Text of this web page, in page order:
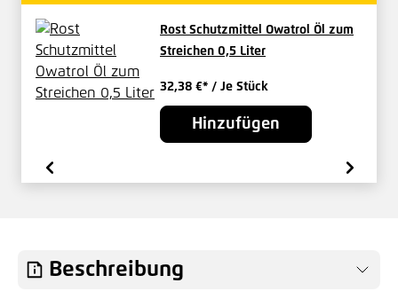
Rost Schutzmittel Owatrol Öl zum
Streichen 0,5 Liter
32,38 €* / Je Stück
Hinzufügen
Beschreibung